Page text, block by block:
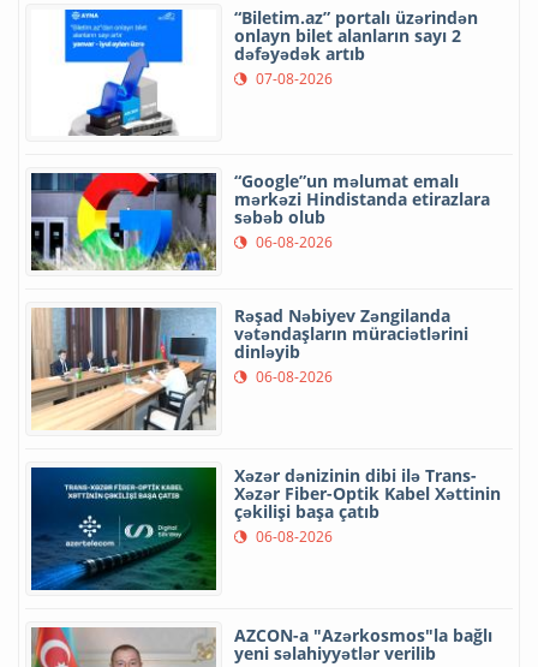
“Biletim.az” portalı üzərindən
onlayn bilet alanların sayı 2
dəfəyədək artıb
07-08-2026
“Google”un məlumat emalı
mərkəzi Hindistanda etirazlara
səbəb olub
06-08-2026
Rəşad Nəbiyev Zəngilanda
vətəndaşların müraciətlərini
dinləyib
06-08-2026
Xəzər dənizinin dibi ilə Trans-
Xəzər Fiber-Optik Kabel Xəttinin
çəkilişi başa çatıb
06-08-2026
AZCON-a "Azərkosmos"la bağlı
yeni səlahiyyətlər verilib